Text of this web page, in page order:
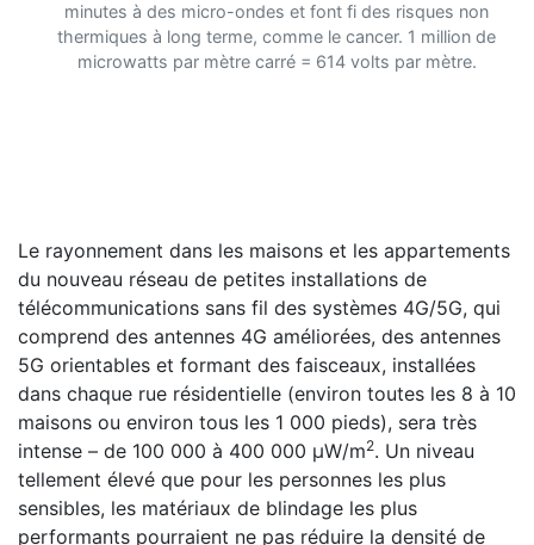
minutes à des micro-ondes et font fi des risques non
thermiques à long terme, comme le cancer. 1 million de
microwatts par mètre carré = 614 volts par mètre.
Le rayonnement dans les maisons et les appartements
du nouveau réseau de petites installations de
télécommunications sans fil des systèmes 4G/5G, qui
comprend des antennes 4G améliorées, des antennes
5G orientables et formant des faisceaux, installées
dans chaque rue résidentielle (environ toutes les 8 à 10
maisons ou environ tous les 1 000 pieds), sera très
intense – de 100 000 à 400 000 µW/m2. Un niveau
tellement élevé que pour les personnes les plus
sensibles, les matériaux de blindage les plus
performants pourraient ne pas réduire la densité de